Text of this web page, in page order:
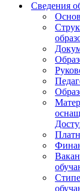
Сведения